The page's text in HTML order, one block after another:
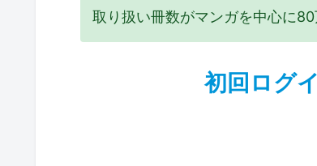
取り扱い冊数がマンガを中心に80
初回ログ